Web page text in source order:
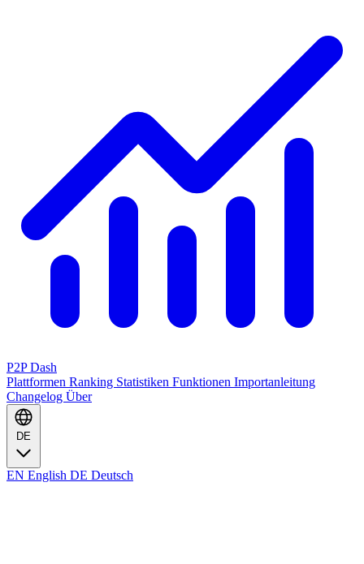
P2P Dash
Plattformen Ranking Statistiken Funktionen Importanleitung
Changelog Über
DE
EN English DE Deutsch